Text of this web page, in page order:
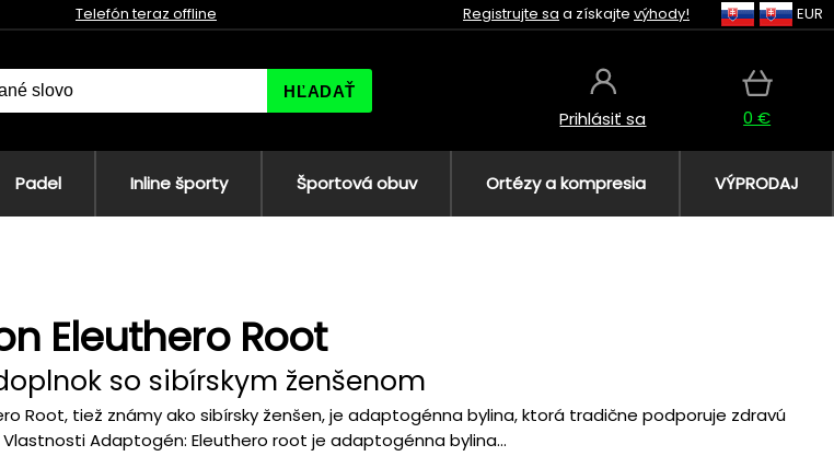
Telefón teraz offline Registrujte sa a získajte výhody! EUR
HĽADAŤ
Prihlásiť sa 0 €
Padel Inline športy Športová obuv Ortézy a kompresia VÝPRODAJ
Eleuthero Root
so sibírskym ženšenom
Root, tiež známy ako sibírsky ženšen, je adaptogénna bylina, ktorá tradične podporuje zdravú
Adaptogén: Eleuthero root je adaptogénna bylina...